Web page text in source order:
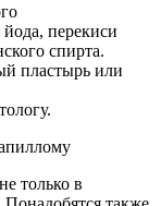
йода, перекиси
спирта.
пластырь или
только в